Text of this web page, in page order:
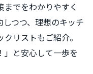
でをわかりやすく
つつ、理想のキッチ
リストもご紹介。
」と安心して一歩を